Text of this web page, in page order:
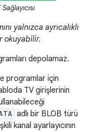
yalnızca ayrıcalıklı
okuyabilir.
depolamaz.
programlar için
TV girişlerinin
adlı bir BLOB türü
kanal ayarlayıcının